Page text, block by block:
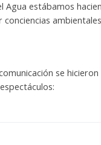
Agua estábamos
conciencias
se